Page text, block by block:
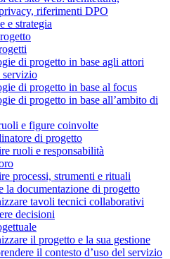
riferimenti DPO
e strategia
di progetto in base agli attori
di progetto in base al focus
di progetto in base all’ambito di
e figure coinvolte
di progetto
ruoli e responsabilità
processi, strumenti e rituali
la documentazione di progetto
tavoli tecnici collaborativi
decisioni
il progetto e la sua gestione
il contesto d’uso del servizio